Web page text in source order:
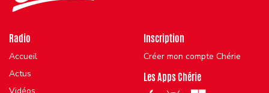
Radio
Accueil
Actus
Inscription
Créer mon compte Chérie
Les Apps Chérie